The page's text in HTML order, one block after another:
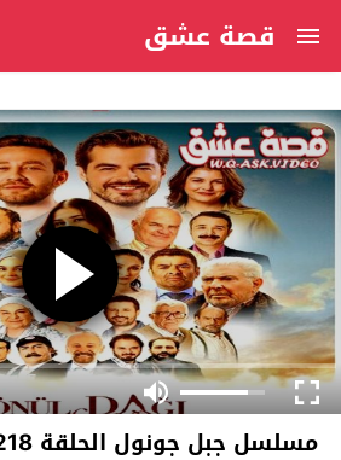
قصة عشق
مسلسل جبل جونول الحلقة 218 مترجم